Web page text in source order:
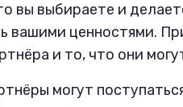
вы выбираете и
вашими ценностями.
и то, что они
могут